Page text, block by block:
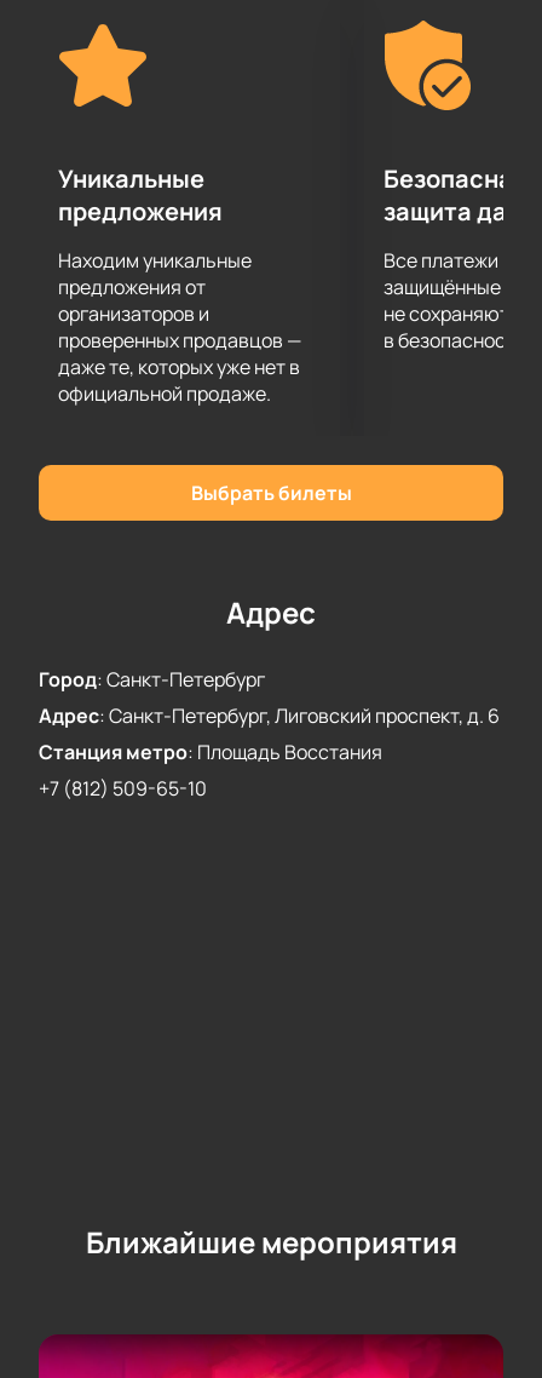
обещает удивить разнообразием и наполнит зал
настоящей энергией музыки.
Билеты на концерт Евгения Григорьева
выбора лучших мест.
Оформляйте заказ онлайн на сайте.
подобрать места и ответит на вопросы.
Цена зависит от выбранной зоны —
подробности смотрите на сайте.
Присоединяйтесь к этому музыкальному вечеру и
почувствуйте атмосферу живого выступления
любимого исполнителя!
Уникальные
предложения
Находим уникальные
предложения от
организаторов и
проверенных продавцов —
даже те, которых уже нет в
официальной продаже.
Безопасная
защита
Все платежи
защищённые
не сохраняются
в безопасности.
Выбрать билеты
Адрес
Город:Санкт-Петербург
Адрес:Санкт-Петербург, Лиговский проспект, д. 6
Станция метро: Площадь Восстания
+7 (812) 509-65-10
Ближайшие мероприятия